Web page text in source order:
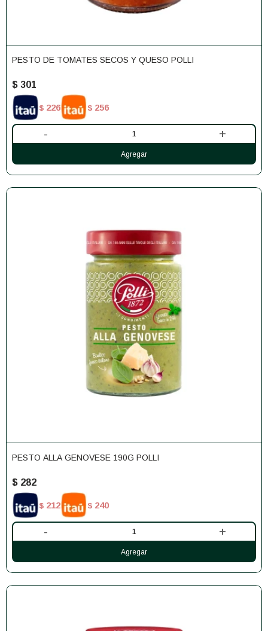
PESTO DE TOMATES SECOS Y QUESO POLLI
$ 301
$ 226 $ 256
- +
PESTO ALLA GENOVESE 190G POLLI
$ 282
$ 212 $ 240
- +